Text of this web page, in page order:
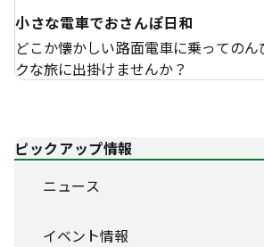
小さな電車でおさんぽ日和
どこか懐かしい路面電車に乗っての
クな旅に出掛けませんか？
ピックアップ情報
ニュース
イベント情報